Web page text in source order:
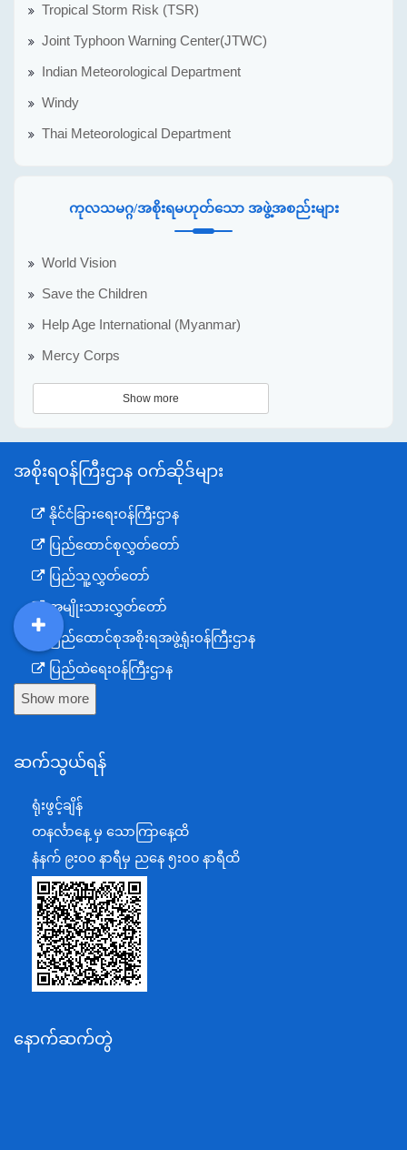
Tropical Storm Risk (TSR)
Joint Typhoon Warning Center(JTWC)
Indian Meteorological Department
Windy
Thai Meteorological Department
ကုလသမဂ္ဂ/အစိုးရမဟုတ်သော အဖွဲ့အစည်းများ
World Vision
Save the Children
Help Age International (Myanmar)
Mercy Corps
Show more
အစိုးရဝန်ကြီးဌာန ဝက်ဆိုဒ်များ
နိုင်ငံခြားရေးဝန်ကြီးဌာန
ပြည်ထောင်စုလွှတ်တော်
ပြည်သူ့လွှတ်တော်
အမျိုးသားလွှတ်တော်
ပြည်ထောင်စုအစိုးရအဖွဲ့ရုံးဝန်ကြီးဌာန
ပြည်ထဲရေးဝန်ကြီးဌာန
ကာကွယ်ရေးဝန်ကြီးဌာန
စီမံကိန်း၊ဘဏ္ဍာရေးနှင့်စက်မှုဝန်ကြီးဌာန
အပြည်ပြည်ဆိုင်ရာပူးပေါင်းဆောင်ရွက်ရေးဝန်ကြီးဌာန
ပြန်ကြားရေးဝန်ကြီးဌာန
သာသနာရေးနှင့် ယဉ်ကျေးမှုဝန်ကြီးဌာန
စိုက်ပျိုးရေး၊မွေးမြူရေးနှင့်ဆည်မြောင်းဝန်ကြီးဌာန
ပို့ဆောင်ရေးနှင့်ဆက်သွယ်ရေးဝန်ကြီးဌာန
သယံဇာတနှင့်ပတ်ဝန်းကျင်ထိန်းသိမ်းရေးဝန်ကြီးဌာန
အလုပ်သမား၊လူဝင်မှုကြီးကြပ်ရေးနှင့်ပြည်သူ့အင်အား
Show more
ဆက်သွယ်ရန်
ရုံးဖွင့်ချိန်
တနင်္လာနေ့ မှ သောကြာနေ့ထိ
နံနက် ၉းဝ၀ နာရီမှ ညနေ ၅းဝ၀ နာရီထိ
နောက်ဆက်တွဲ
DDM